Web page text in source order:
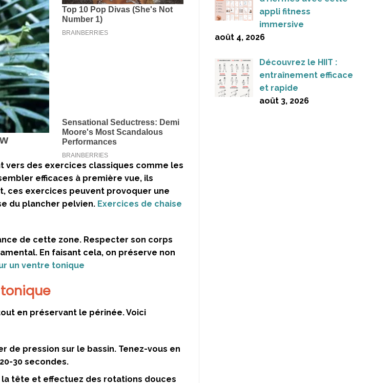
vers des exercices classiques comme les
efficaces à première vue, ils
ces exercices peuvent provoquer une
du plancher pelvien. Exercices de chaise
de cette zone. Respecter son corps
En faisant cela, on préserve non
un ventre tonique
en préservant le périnée. Voici
pression sur le bassin. Tenez-vous en
30 secondes.
tête et effectuez des rotations douces
appli fitness
immersive
août 4, 2026
Découvrez le HIIT :
entraînement efficace
et rapide
août 3, 2026